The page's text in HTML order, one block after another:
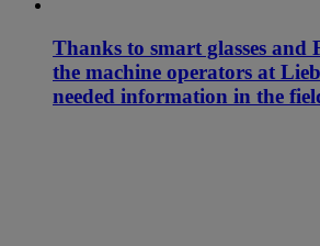
Thanks to smart glasses and
the machine operators at
needed information in the